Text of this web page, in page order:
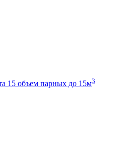
15 объем парных до 15м3